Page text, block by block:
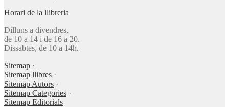
Horari de la llibreria
Dilluns a divendres,
de 10 a 14 i de 16 a 20.
Dissabtes, de 10 a 14h.
Sitemap ·
Sitemap llibres ·
Sitemap Autors ·
Sitemap Categories ·
Sitemap Editorials